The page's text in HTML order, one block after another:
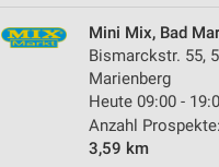
Mini Mix, Bad
Bismarckstr. 55,
Marienberg
Heute 09:00 -
Anzahl
3,59 km